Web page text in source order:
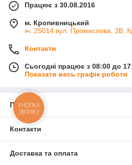
Працює з 30.08.2016
м. Кропивницький
ін. 25014 вул. Промислова, 3В,
Контакти
Сьогодні працює з 08:00 до
Показати весь графік роботи
Про нас
Контакти
Доставка та оплата
КНОПКА
ЗВ'ЯЗКУ